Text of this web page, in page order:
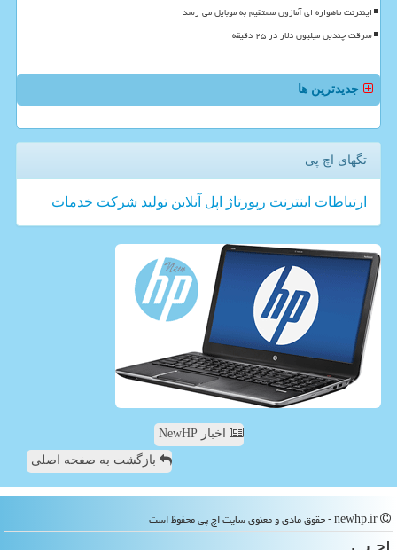
اینترنت ماهواره ای آمازون مستقیم به موبایل می رسد
سرقت چندین میلیون دلار در ۲۵ دقیقه
جدیدترین ها
تگهای اچ پی
ارتباطات اینترنت رپورتاژ اپل آنلاین تولید شركت خدمات
اخبار NewHP
بازگشت به صفحه اصلی